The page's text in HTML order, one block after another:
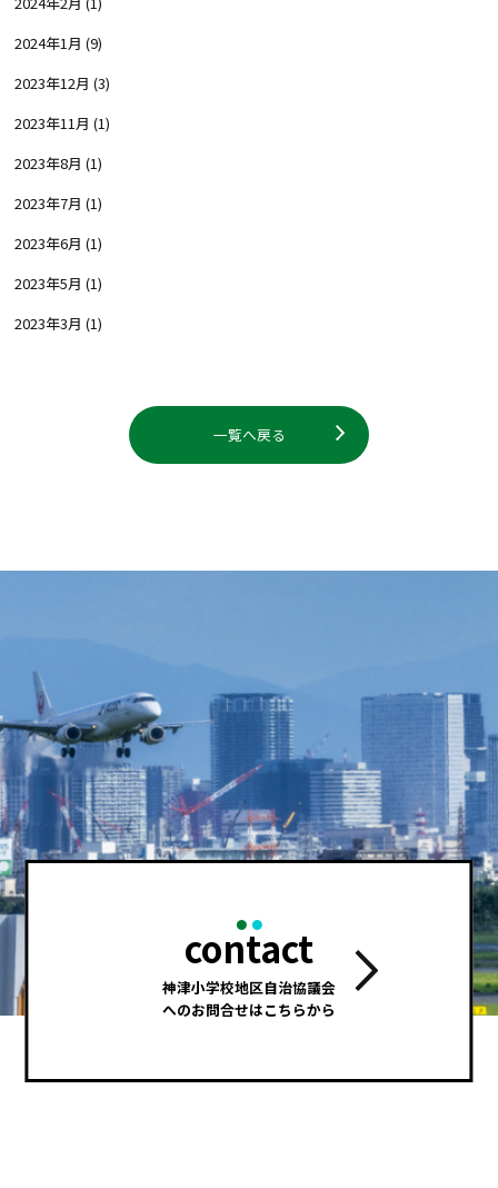
2024年1月 (9)
2023年12月 (3)
2023年11月 (1)
2023年8月 (1)
2023年7月 (1)
2023年6月 (1)
2023年5月 (1)
2023年3月 (1)
一覧へ戻る
contact
神津小学校地区自治協議会
へのお問合せはこちらから